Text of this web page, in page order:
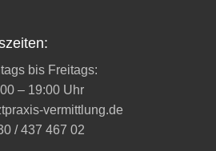
bis Freitags:
– 19:00 Uhr
vermittlung.de
/ 437 467 02